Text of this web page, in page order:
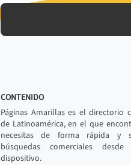
CONTENIDO
Páginas Amarillas es el directorio
de Latinoamérica, en el que
necesitas de forma rápida y
búsquedas comerciales
dispositivo.